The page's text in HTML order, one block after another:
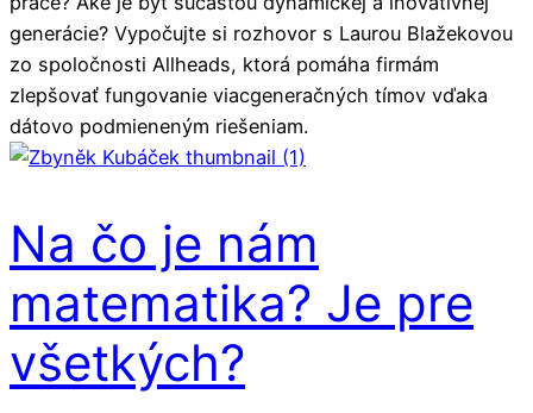
generácie? Vypočujte si rozhovor s Laurou Blažekovou
zo spoločnosti Allheads, ktorá pomáha firmám
zlepšovať fungovanie viacgeneračných tímov vďaka
dátovo podmieneným riešeniam.
Na čo je nám
matematika? Je pre
všetkých?